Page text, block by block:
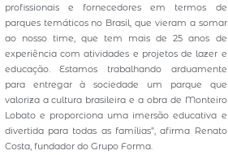
profissionais e fornecedores em termos de
parques temáticos no Brasil, que vieram a somar
ao nosso time, que tem mais de 25 anos de
experiência com atividades e projetos de lazer e
educação. Estamos trabalhando arduamente
para entregar à sociedade um parque que
valoriza a cultura brasileira e a obra de Monteiro
Lobato e proporciona uma imersão educativa e
divertida para todas as famílias”, afirma Renato
Costa, fundador do Grupo Forma.